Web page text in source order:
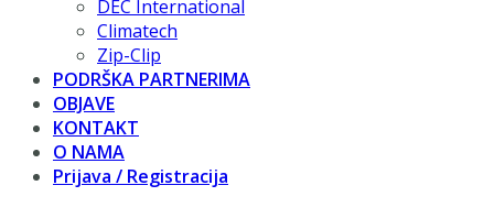
DEC International
Climatech
Zip-Clip
PODRŠKA PARTNERIMA
OBJAVE
KONTAKT
O NAMA
Prijava / Registracija